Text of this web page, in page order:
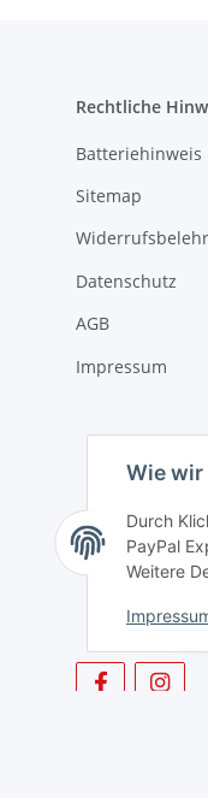
Rechtliche
Batteriehinweis
Sitemap
Datenschutz
AGB
Impressum
Wie wir
Durch
PayPal
Weitere